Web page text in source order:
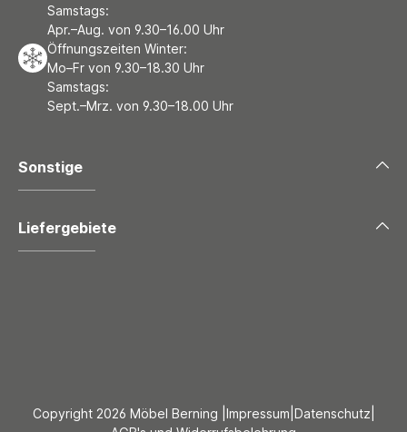
Samstags:
Apr.–Aug. von 9.30–16.00 Uhr
Öffnungszeiten Winter:
Mo–Fr von 9.30–18.30 Uhr
Samstags:
Sept.–Mrz. von 9.30–18.00 Uhr
Sonstige
Liefergebiete
Copyright 2026 Möbel Berning | Impressum Datenschutz